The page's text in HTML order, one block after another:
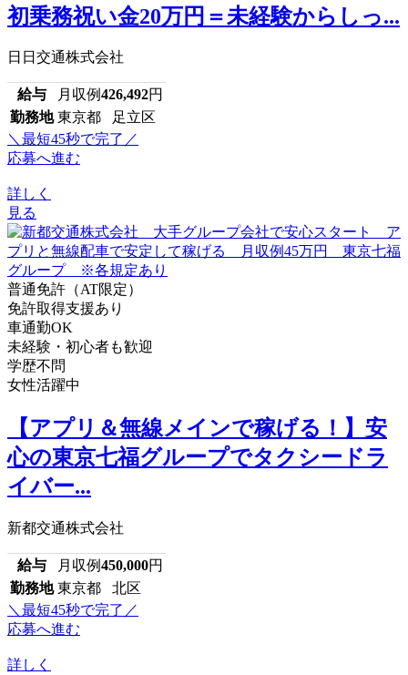
初乗務祝い金20万円＝未経験からしっ...
日日交通株式会社
給与 月収例426,492円
勤務地 東京都 足立区
＼最短45秒で完了／
応募へ進む
詳しく
見る
普通免許（AT限定）
免許取得支援あり
車通勤OK
未経験・初心者も歓迎
学歴不問
女性活躍中
【アプリ＆無線メインで稼げる！】安
心の東京七福グループでタクシードラ
イバー...
新都交通株式会社
給与 月収例450,000円
勤務地 東京都 北区
＼最短45秒で完了／
応募へ進む
詳しく